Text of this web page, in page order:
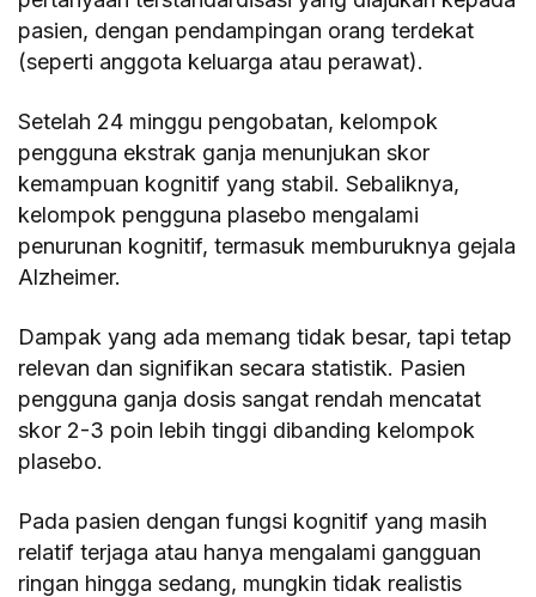
pasien, dengan pendampingan orang terdekat
(seperti anggota keluarga atau perawat).
Setelah 24 minggu pengobatan, kelompok
pengguna ekstrak ganja menunjukan skor
kemampuan kognitif yang stabil. Sebaliknya,
kelompok pengguna plasebo mengalami
penurunan kognitif, termasuk memburuknya gejala
Alzheimer.
Dampak yang ada memang tidak besar, tapi tetap
relevan dan signifikan secara statistik. Pasien
pengguna ganja dosis sangat rendah mencatat
skor 2-3 poin lebih tinggi dibanding kelompok
plasebo.
Pada pasien dengan fungsi kognitif yang masih
relatif terjaga atau hanya mengalami gangguan
ringan hingga sedang, mungkin tidak realistis